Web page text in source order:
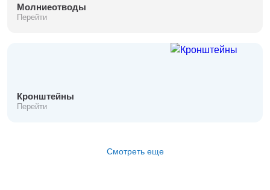
Молниеотводы
Перейти
Кронштейны
Перейти
Смотреть еще